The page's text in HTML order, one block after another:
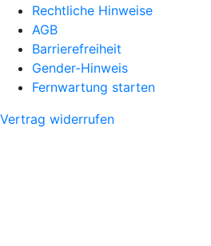
Rechtliche Hinweise
AGB
Barrierefreiheit
Gender-Hinweis
Fernwartung starten
Vertrag widerrufen